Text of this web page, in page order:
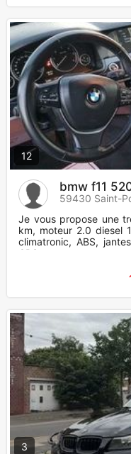
12
bmw f11
59430 Saint-
Je vous propose une
km, moteur 2.0 diesel
climatronic, ABS,
GPS,
3